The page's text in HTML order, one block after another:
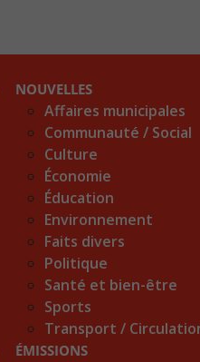
NOUVELLES
Affaires municipales
Communauté / Social
Culture
Économie
Éducation
Environnement
Faits divers
Politique
Santé et bien-être
Sports
Transport /
ÉMISSIONS